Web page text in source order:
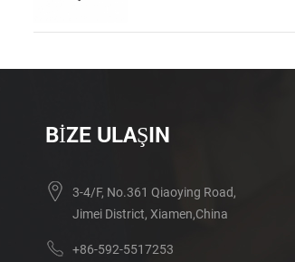
BIZE ULAŞIN
3-4/F, No.361 Qiaoying Road,
Jimei District, Xiamen,China
+86-592-5517253